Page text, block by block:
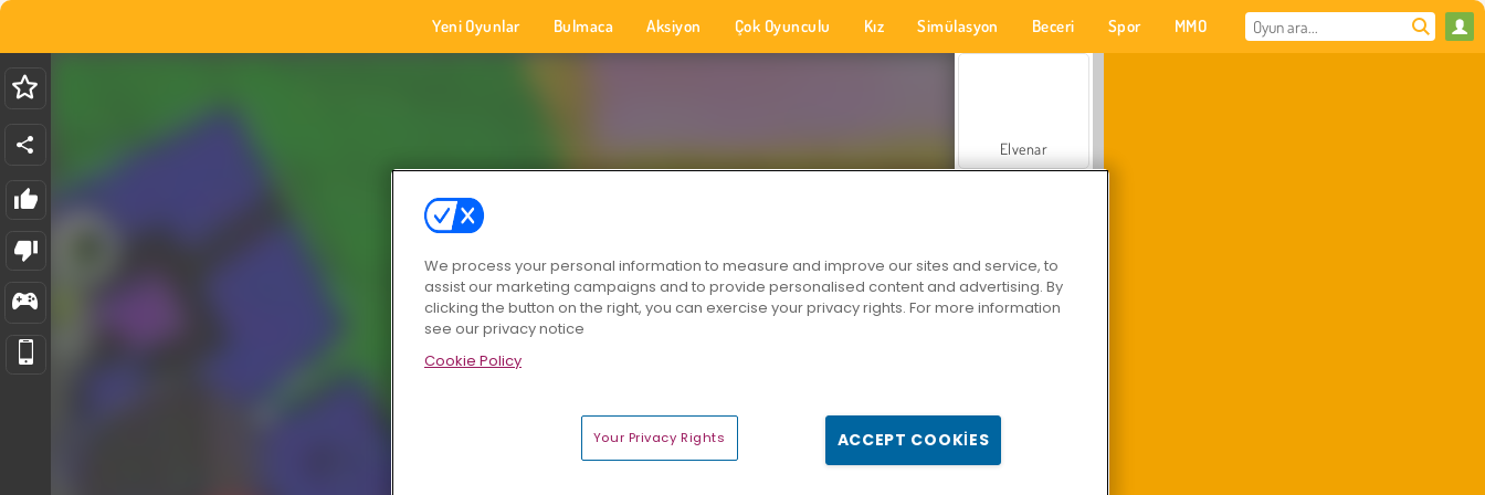
Yeni Oyunlar Bulmaca Aksiyon Çok Oyunculu Kız Simülasyon Beceri Spor MMO
Elvenar
We process your personal information to measure and improve our sites and service, to
assist our marketing campaigns and to provide personalised content and advertising. By
clicking the button on the right, you can exercise your privacy rights. For more information
see our privacy notice
Cookie Policy
Your Privacy Rights ACCEPT COOKIES